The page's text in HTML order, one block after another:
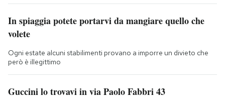
In spiaggia potete portarvi da mangiare quello che
volete
Ogni estate alcuni stabilimenti provano a imporre un divieto che
però è illegittimo
Guccini lo trovavi in via Paolo Fabbri 43